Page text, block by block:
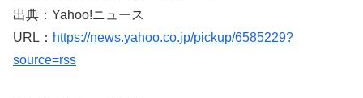
出典：Yahoo!ニュース
URL： https://news.yahoo.co.jp/pickup/6585229?
source=rss